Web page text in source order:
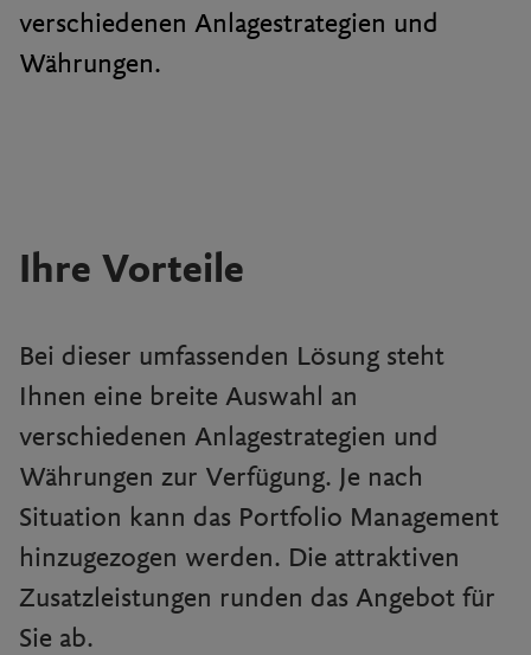
verschiedenen Anlagestrategien und
Währungen.
Ihre Vorteile
Bei dieser umfassenden Lösung steht
Ihnen eine breite Auswahl an
verschiedenen Anlagestrategien und
Währungen zur Verfügung. Je nach
Situation kann das Portfolio Management
hinzugezogen werden. Die attraktiven
Zusatzleistungen runden das Angebot für
Sie ab.